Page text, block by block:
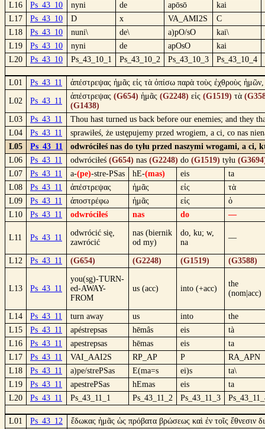
L16
Ps_43_10 nyni de apōsō
kai
L17
Ps_43_10 D x VA_AMI2S
C
L18
Ps_43_10 nuni\ de\ a)pO/sO
kai\
L19
Ps_43_10 nyni de apOsO
kai
L20
Ps_43_10 Ps_43_10_1 Ps_43_10_2 Ps_43_10_3 Ps_43_10_4
L01 Ps_43_11 ἀπέστρεψας ἡμᾶς εἰς τὰ ὀπίσω παρὰ τοὺς ἐχθροὺς ἡμῶν,
L02 Ps_43_11
ἀπέστρεψας (G654) ἡμᾶς (G2248) εἰς (G1519) τὰ
(G1438)
L03
Ps_43_11
Thou hast turned us back before our enemies; and they
L04
Ps_43_11
sprawiłeś, że ustępujemy przed wrogiem, a ci, co nas
L05
Ps_43_11
odwróciłeś nas do tyłu przed naszymi wrogami, a ci,
L06
Ps_43_11 odwróciłeś (G654) nas (G2248) do (G1519) tyłu
L07
Ps_43_11 a-(pe)-stre-PSas hE-(mas) eis
ta
L08
Ps_43_11 ἀπέστρεψας ἡμᾶς εἰς
τὰ
L09
Ps_43_11 ἀποστρέφω ἡμᾶς εἰς
ὁ
L10
Ps_43_11 odwróciłeś nas do —
L11 Ps_43_11
odwrócić się,
zawrócić
nas (biernik
od my)
do, ku; w,
na
—
L12 Ps_43_11 (G654) (G2248) (G1519) (G3588)
L13 Ps_43_11
you(sg)-TURN-
ed-AWAY-
FROM
us (acc) into (+acc)
the
(nom|acc)
L14 Ps_43_11 turn away us into
the
L15
Ps_43_11 apéstrepsas hēmâs eis
tà
L16
Ps_43_11 apestrepsas hēmas eis
ta
L17
Ps_43_11 VAI_AAI2S RP_AP P
RA_APN
L18
Ps_43_11 a)pe/strePSas E(ma=s ei)s
ta\
L19
Ps_43_11 apestrePSas hEmas eis
ta
L20
Ps_43_11 Ps_43_11_1 Ps_43_11_2 Ps_43_11_3
L01 Ps_43_12 ἔδωκας ἡμᾶς ὡς πρόβατα βρώσεως καὶ ἐν τοῖς ἔθνεσιν